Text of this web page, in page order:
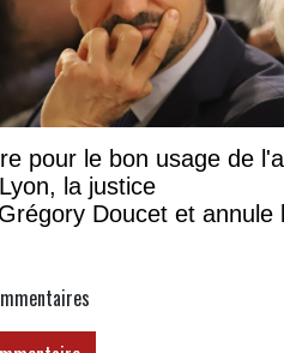
pour le bon usage de
la justice
Doucet et annule